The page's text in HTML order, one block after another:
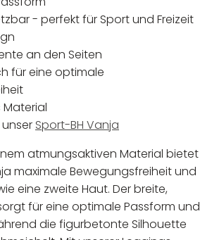
- perfekt für Sport und Freizeit
an den Seiten
für eine optimale
Material
Sport-BH Vanja
atmungsaktiven Material bietet
maximale Bewegungsfreiheit und
eine zweite Haut. Der breite,
für eine optimale Passform und
die figurbetonte Silhouette